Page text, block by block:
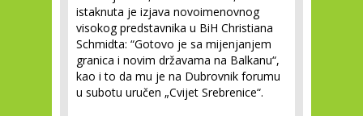
istaknuta je izjava novoimenovnog
visokog predstavnika u BiH Christiana
Schmidta: “Gotovo je sa mijenjanjem
granica i novim državama na Balkanu“,
kao i to da mu je na Dubrovnik forumu
u subotu uručen „Cvijet Srebrenice“.